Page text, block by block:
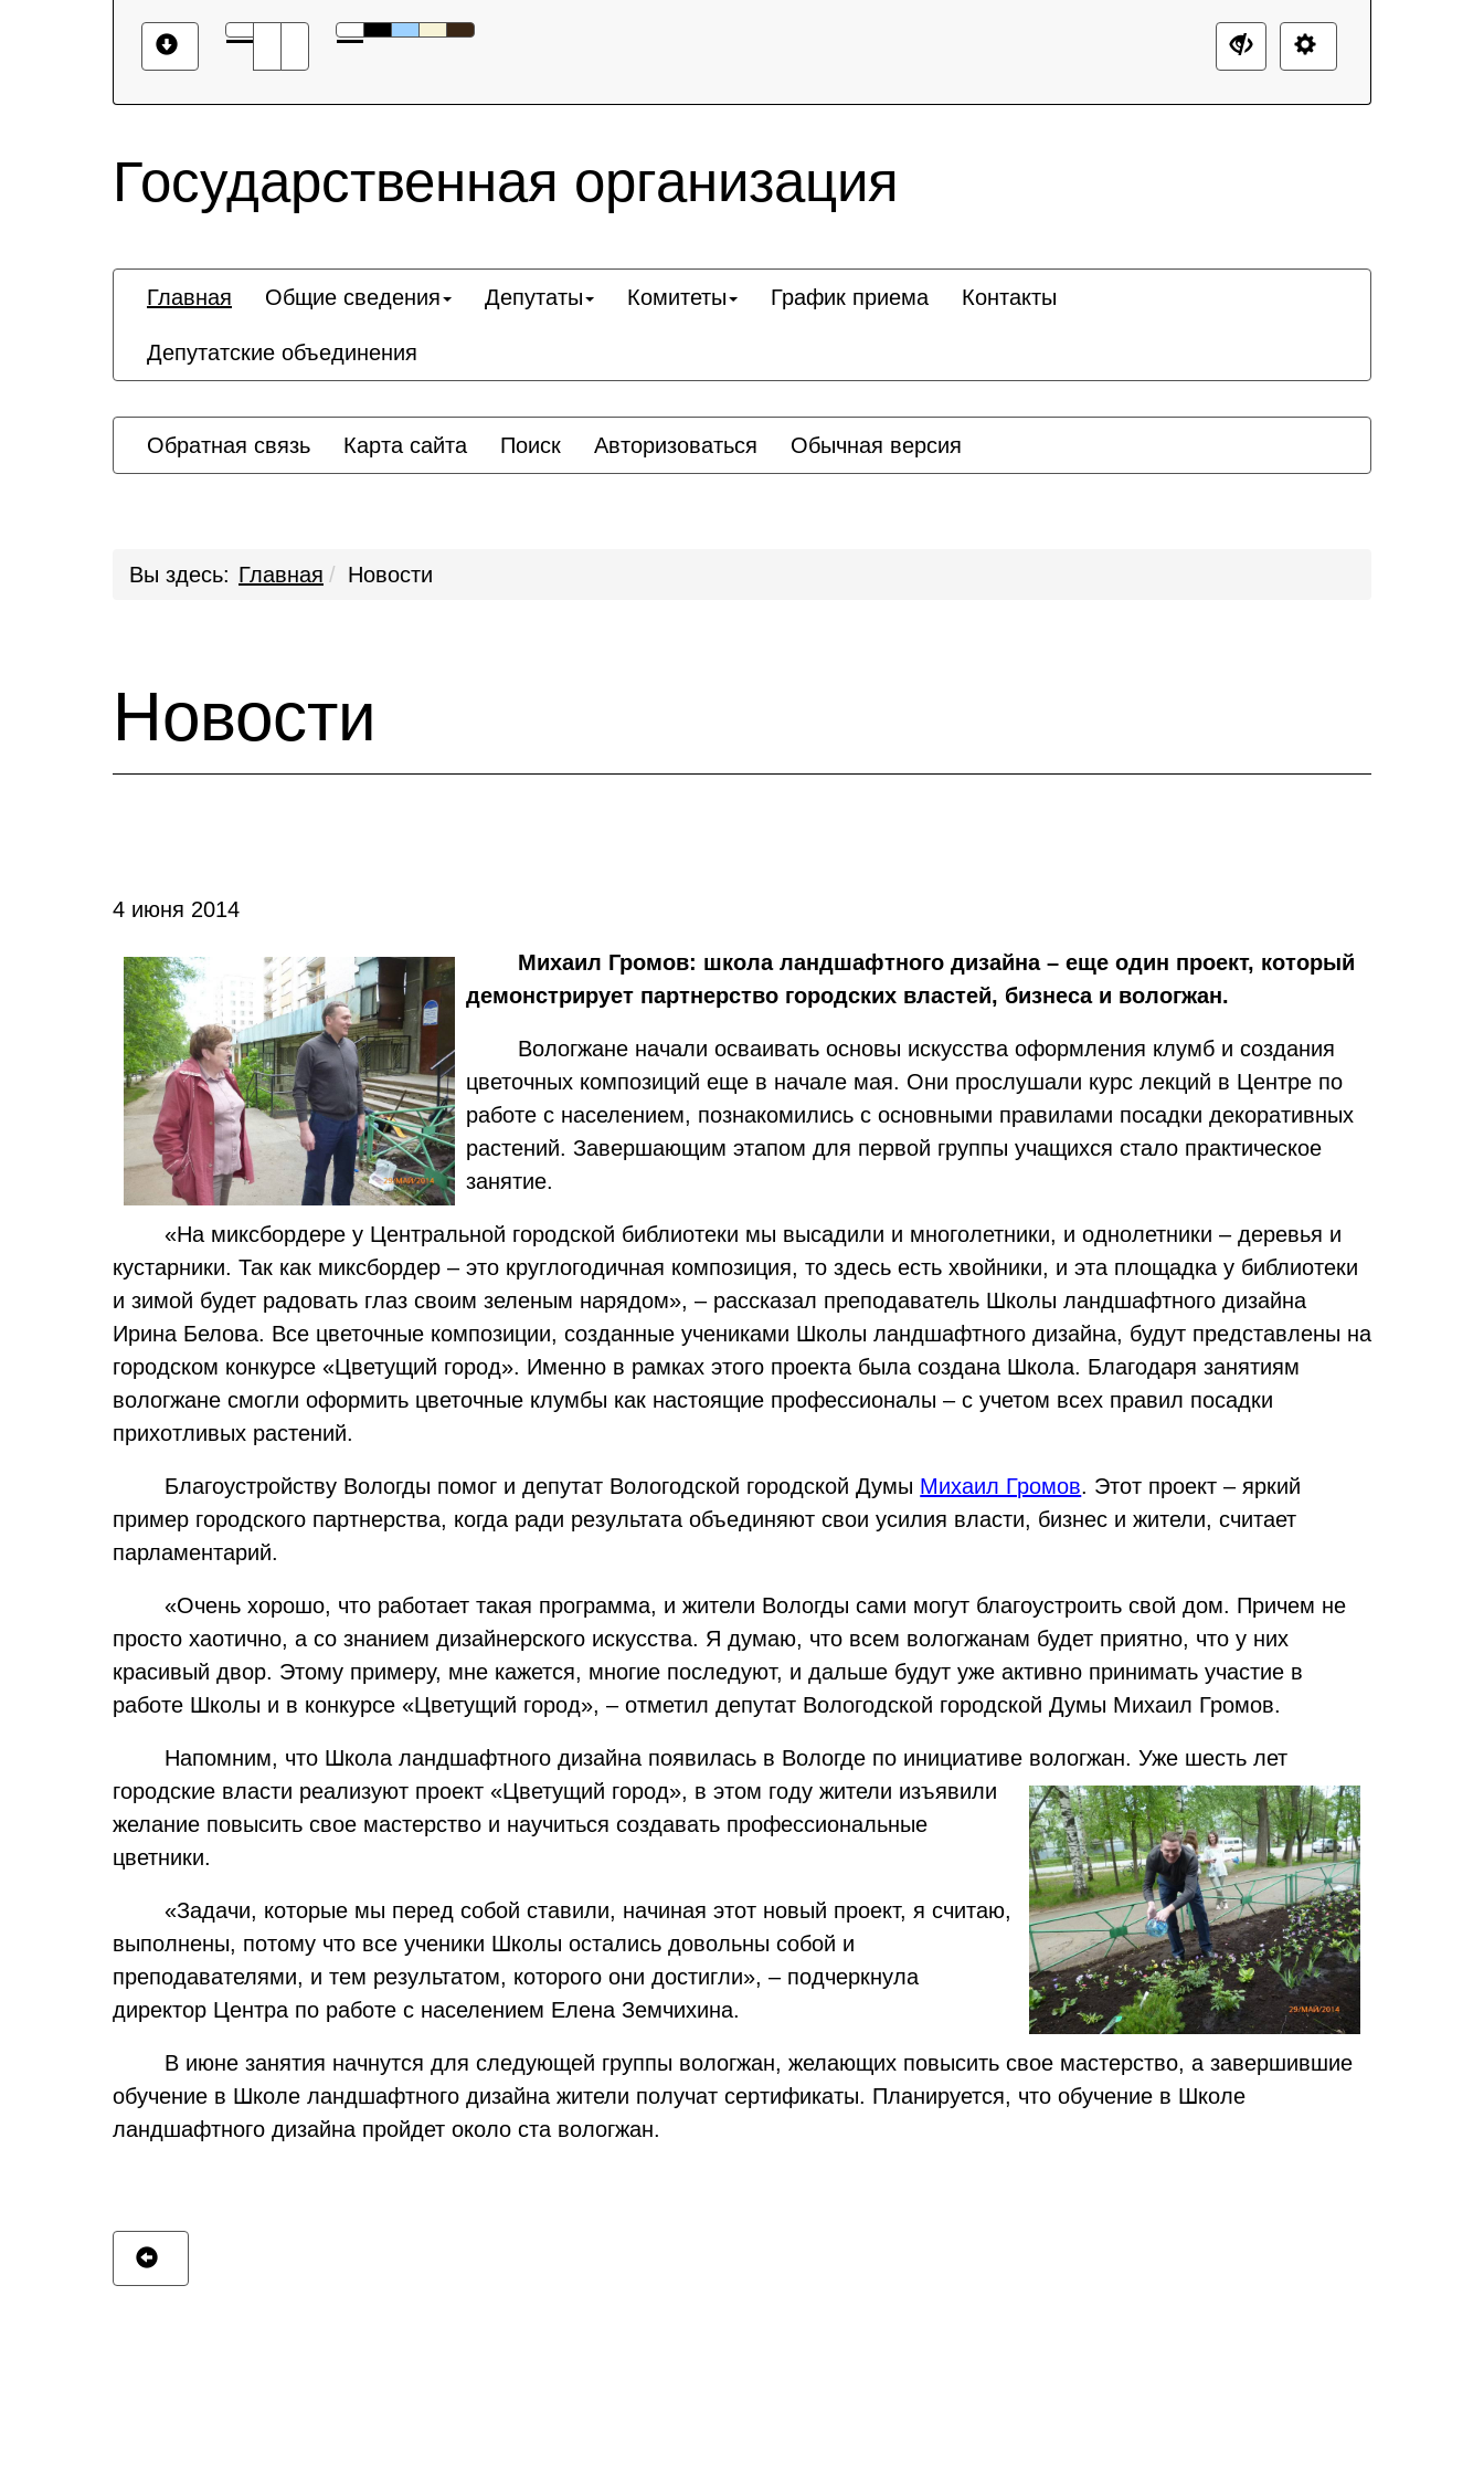
Государственная организация
Главная Общие сведения Депутаты Комитеты График приема Контакты
Депутатские объединения
Обратная связь Карта сайта Поиск Авторизоваться Обычная версия
Вы здесь: Главная Новости
Новости
4 июня 2014
Михаил Громов: школа ландшафтного дизайна – еще один проект, который
демонстрирует партнерство городских властей, бизнеса и вологжан.
Вологжане начали осваивать основы искусства оформления клумб и создания
цветочных композиций еще в начале мая. Они прослушали курс лекций в Центре по
работе с населением, познакомились с основными правилами посадки декоративных
растений. Завершающим этапом для первой группы учащихся стало практическое
занятие.
«На миксбордере у Центральной городской библиотеки мы высадили и многолетники, и однолетники – деревья и
кустарники. Так как миксбордер – это круглогодичная композиция, то здесь есть хвойники, и эта площадка у библиотеки
и зимой будет радовать глаз своим зеленым нарядом», – рассказал преподаватель Школы ландшафтного дизайна
Ирина Белова. Все цветочные композиции, созданные учениками Школы ландшафтного дизайна, будут представлены на
городском конкурсе «Цветущий город». Именно в рамках этого проекта была создана Школа. Благодаря занятиям
вологжане смогли оформить цветочные клумбы как настоящие профессионалы – с учетом всех правил посадки
прихотливых растений.
Благоустройству Вологды помог и депутат Вологодской городской Думы Михаил Громов. Этот проект – яркий
пример городского партнерства, когда ради результата объединяют свои усилия власти, бизнес и жители, считает
парламентарий.
«Очень хорошо, что работает такая программа, и жители Вологды сами могут благоустроить свой дом. Причем не
просто хаотично, а со знанием дизайнерского искусства. Я думаю, что всем вологжанам будет приятно, что у них
красивый двор. Этому примеру, мне кажется, многие последуют, и дальше будут уже активно принимать участие в
работе Школы и в конкурсе «Цветущий город», – отметил депутат Вологодской городской Думы Михаил Громов.
Напомним, что Школа ландшафтного дизайна появилась в Вологде по инициативе вологжан. Уже шесть лет
городские власти реализуют проект «Цветущий город», в этом году жители изъявили
желание повысить свое мастерство и научиться создавать профессиональные
цветники.
«Задачи, которые мы перед собой ставили, начиная этот новый проект, я считаю,
выполнены, потому что все ученики Школы остались довольны собой и
преподавателями, и тем результатом, которого они достигли», – подчеркнула
директор Центра по работе с населением Елена Земчихина.
В июне занятия начнутся для следующей группы вологжан, желающих повысить свое мастерство, а завершившие
обучение в Школе ландшафтного дизайна жители получат сертификаты. Планируется, что обучение в Школе
ландшафтного дизайна пройдет около ста вологжан.